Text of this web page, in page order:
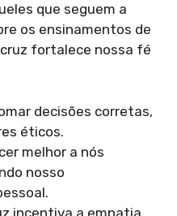
que seguem a
os ensinamentos de
fortalece nossa fé
decisões corretas,
éticos.
melhor a nós
nosso
incentiva a empatia,